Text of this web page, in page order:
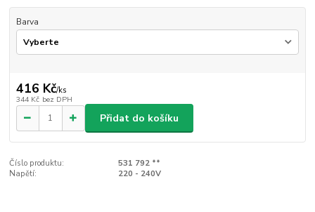
Barva
416 Kč/ks
344 Kč bez DPH
Přidat do košíku
Číslo produktu:
531 792 **
Napětí:
220 - 240V